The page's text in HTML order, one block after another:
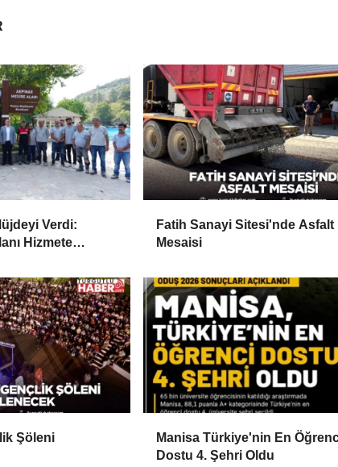
Verdi:
Hizmete
Fatih Sanayi Sitesi'nde Asfalt
Mesaisi
Şöleni
Manisa Türkiye'nin En
Dostu 4. Şehri Oldu